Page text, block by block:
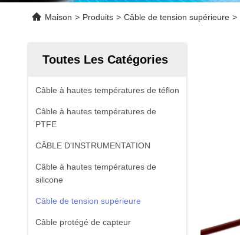
Maison > Produits > Câble de tension supérieure >
Toutes Les Catégories
Câble à hautes températures de téflon
Câble à hautes températures de
PTFE
CÂBLE D'INSTRUMENTATION
Câble à hautes températures de
silicone
Câble de tension supérieure
Câble protégé de capteur